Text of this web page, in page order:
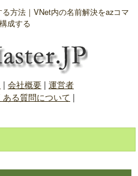
方法｜VNet内の名前解決をazコマ
成する
| 会社概要| 運営者
ある質問について |